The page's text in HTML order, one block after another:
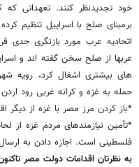
خود تجدیدنظر کنند. تعهداتی
برمبنای صلح با اسراییل تنظیم
اتحادیه عرب مورد بازنگری جدی
عربها از صلح سخن گفته اند و
های بیشتری اشغال کرد، رویه
حمله به غزه و کرانه غربی رود
*باز کردن مرز مصر با غزه از
*تأمین نیازمندهای مردم غزه از
فلسطینی است. اجازه دادن به
به نظرتان اقدامات دولت مصر